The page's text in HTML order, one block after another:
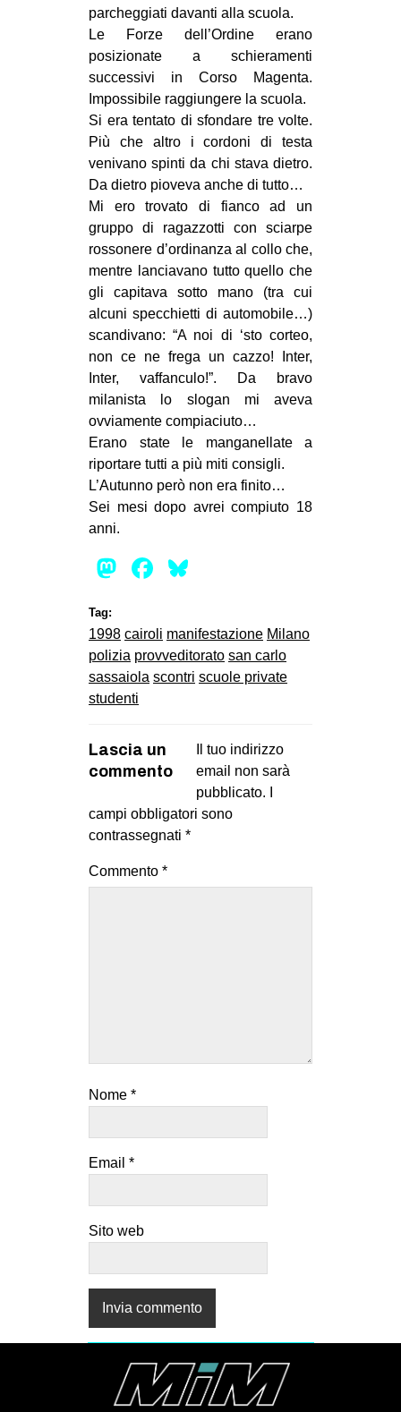
parcheggiati davanti alla scuola.
Le Forze dell’Ordine erano
posizionate a schieramenti
successivi in Corso Magenta.
Impossibile raggiungere la scuola.
Si era tentato di sfondare tre volte.
Più che altro i cordoni di testa
venivano spinti da chi stava dietro.
Da dietro pioveva anche di tutto…
Mi ero trovato di fianco ad un
gruppo di ragazzotti con sciarpe
rossonere d’ordinanza al collo che,
mentre lanciavano tutto quello che
gli capitava sotto mano (tra cui
alcuni specchietti di automobile…)
scandivano: “A noi di ‘sto corteo,
non ce ne frega un cazzo! Inter,
Inter, vaffanculo!”. Da bravo
milanista lo slogan mi aveva
ovviamente compiaciuto…
Erano state le manganellate a
riportare tutti a più miti consigli.
L’Autunno però non era finito…
Sei mesi dopo avrei compiuto 18
anni.
Mastodon
Facebook
Tag:
1998 cairoli manifestazione Milano
polizia provveditorato san carlo
sassaiola scontri scuole private
studenti
Lascia un
commento
Il tuo indirizzo
email non sarà
pubblicato.
campi obbligatori sono
contrassegnati *
Commento *
Nome *
Email *
Sito web